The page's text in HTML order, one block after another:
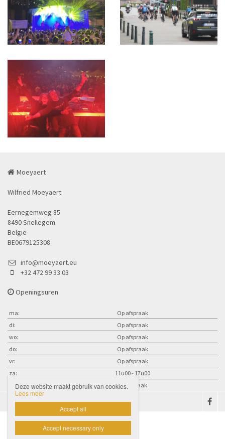
Moeyaert
Wilfried Moeyaert
Eernegemweg 85
8490 Snellegem
België
BE0679125308
info@moeyaert.eu
+32 472 99 33 03
Openingsuren
ma:
Op afspraak
di:
Op afspraak
wo:
Op afspraak
do:
Op afspraak
vr:
Op afspraak
za:
11u00 - 17u00
zo:
op afspraak
Website door Livalos
Deze website maakt gebruik van cookies.
Lees meer
Accept all
Accept necessary only